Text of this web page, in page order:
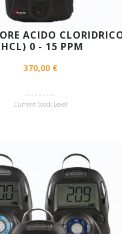
ACIDO
0 - 15 PPM
370,00 €
Current Stock Level